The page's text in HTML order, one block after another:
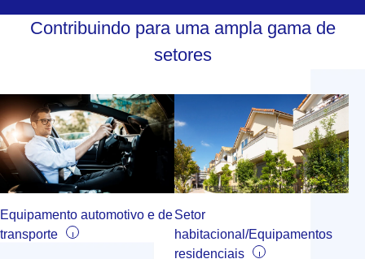
Contribuindo para uma ampla gama de
setores
Equipamento automotivo e de
transporte
Setor
habitacional/Equipamentos
residenciais